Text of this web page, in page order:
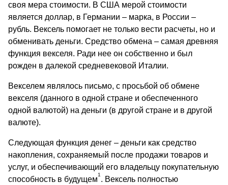
своя мера стоимости. В США мерой стоимости
является доллар, в Германии – марка, в России –
рубль. Вексель помогает не только вести расчеты, но и
обменивать деньги. Средство обмена – самая древняя
функция векселя. Ради нее он собственно и был
рожден в далекой средневековой Италии.
Векселем являлось письмо, с просьбой об обмене
векселя (данного в одной стране и обеспеченного
одной валютой) на деньги (в другой стране и в другой
валюте).
Следующая функция денег – деньги как средство
накопления, сохраняемый после продажи товаров и
услуг, и обеспечивающий его владельцу покупательную
способность в будущем
1
. Вексель полностью